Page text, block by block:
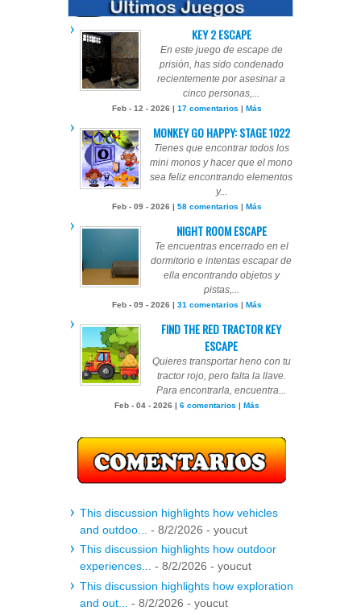
KEY 2 ESCAPE
En este juego de escape de
prisión, has sido condenado
recientemente por asesinar a
cinco personas,...
Feb - 12 - 2026 | 17 comentarios | Más
MONKEY GO HAPPY: STAGE 1022
Tienes que encontrar todos los
mini monos y hacer que el mono
sea feliz encontrando elementos
y...
Feb - 09 - 2026 | 58 comentarios | Más
NIGHT ROOM ESCAPE
Te encuentras encerrado en el
dormitorio e intentas escapar de
ella encontrando objetos y
pistas,...
Feb - 09 - 2026 | 31 comentarios | Más
FIND THE RED TRACTOR KEY
ESCAPE
Quieres transportar heno con tu
tractor rojo, pero falta la llave.
Para encontrarla, encuentra...
Feb - 04 - 2026 | 6 comentarios | Más
This discussion highlights how vehicles
and outdoo...
- 8/2/2026 - youcut
This discussion highlights how outdoor
experiences... - 8/2/2026 - youcut
This discussion highlights how exploration
and out...
- 8/2/2026 - youcut